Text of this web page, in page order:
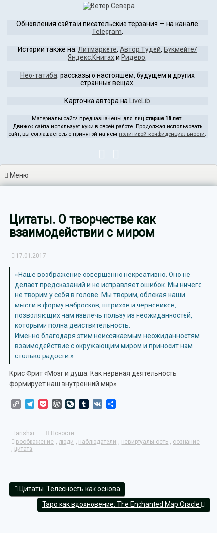
содержимому
Обновления сайта и писательские терзания — на канале
Telegram
Истории также на: Литмаркете, Автор.Тудей, Букмейте/
Яндекс.Книгахи Ридеро
Нео-татиба: рассказы о настоящем, будущем и других
странных вещах.
Карточка автора на LiveLib
Материалы сайта предназначены для лиц старше 18 лет.
Движок сайта использует куки в своей работе. Продолжая использовать
сайт, вы соглашаетесь с принятой на нём политикой конфиденциальности.
Меню
Цитаты. О творчестве как
взаимодействии с миром
17.01.2017
«Наше воображение совершенно некреативно. Оно не
делает предсказаний и не исправляет ошибок. Мы ничего
не творим у себя в голове. Мы творим, облекая наши
мысли в форму набросков, штрихов и черновиков,
позволяющих нам извлечь пользу из неожиданностей,
которыми полна действительность.
Именно благодаря этим неиссякаемым неожиданностям
взаимодействие с окружающим миром и приносит нам
столько радости.»
Крис Фрит «Мозг и душа. Как нервная деятельность
формирует наш внутренний мир»
Copy TelegramPocketWordPress
LiveJournal
Tumblr
VK
arishai
Новости
воображение ,люди , наблюдатели , невиртуальность , сознание
, цитата
Цитаты. Телесность как основа
Таро как вдохновение: The Enchanted Map Oracle